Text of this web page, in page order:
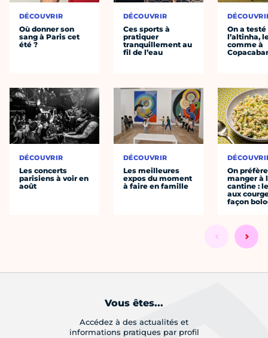
DÉCOUVRIR
Où donner son
sang à Paris cet
été ?
DÉCOUVRIR
Les concerts
parisiens à voir en
août
DÉCOUVRIR
Ces sports à
pratiquer
tranquillement au
fil de l’eau
DÉCOUVRIR
Les meilleures
expos du moment
à faire en famille
On a testé
l’altinha,
comme à
On préfère
manger à
cantine :
aux
façon
Vous êtes...
Accédez à des actualités et
informations pratiques par profil